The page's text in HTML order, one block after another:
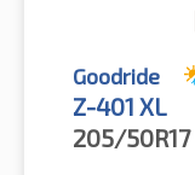
Goodride
Z-401 XL
205/50R17